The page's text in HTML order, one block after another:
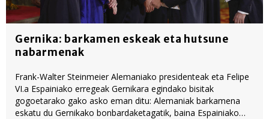
Gernika: barkamen eskeak eta hutsune
nabarmenak
Frank-Walter Steinmeier Alemaniako presidenteak eta Felipe
VI.a Espainiako erregeak Gernikara egindako bisitak
gogoetarako gako asko eman ditu: Alemaniak barkamena
eskatu du Gernikako bonbardaketagatik, baina Espainiako